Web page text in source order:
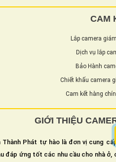
CAM
Lắp camera
Dịch vụ lắp
Bảo Hành
Chiết khấu camera
Cam kết hàng
GIỚI THIỆU
Thành Phát tự hào là đơn vị cung
đáp ứng tốt các nhu cầu cho nhà ở,